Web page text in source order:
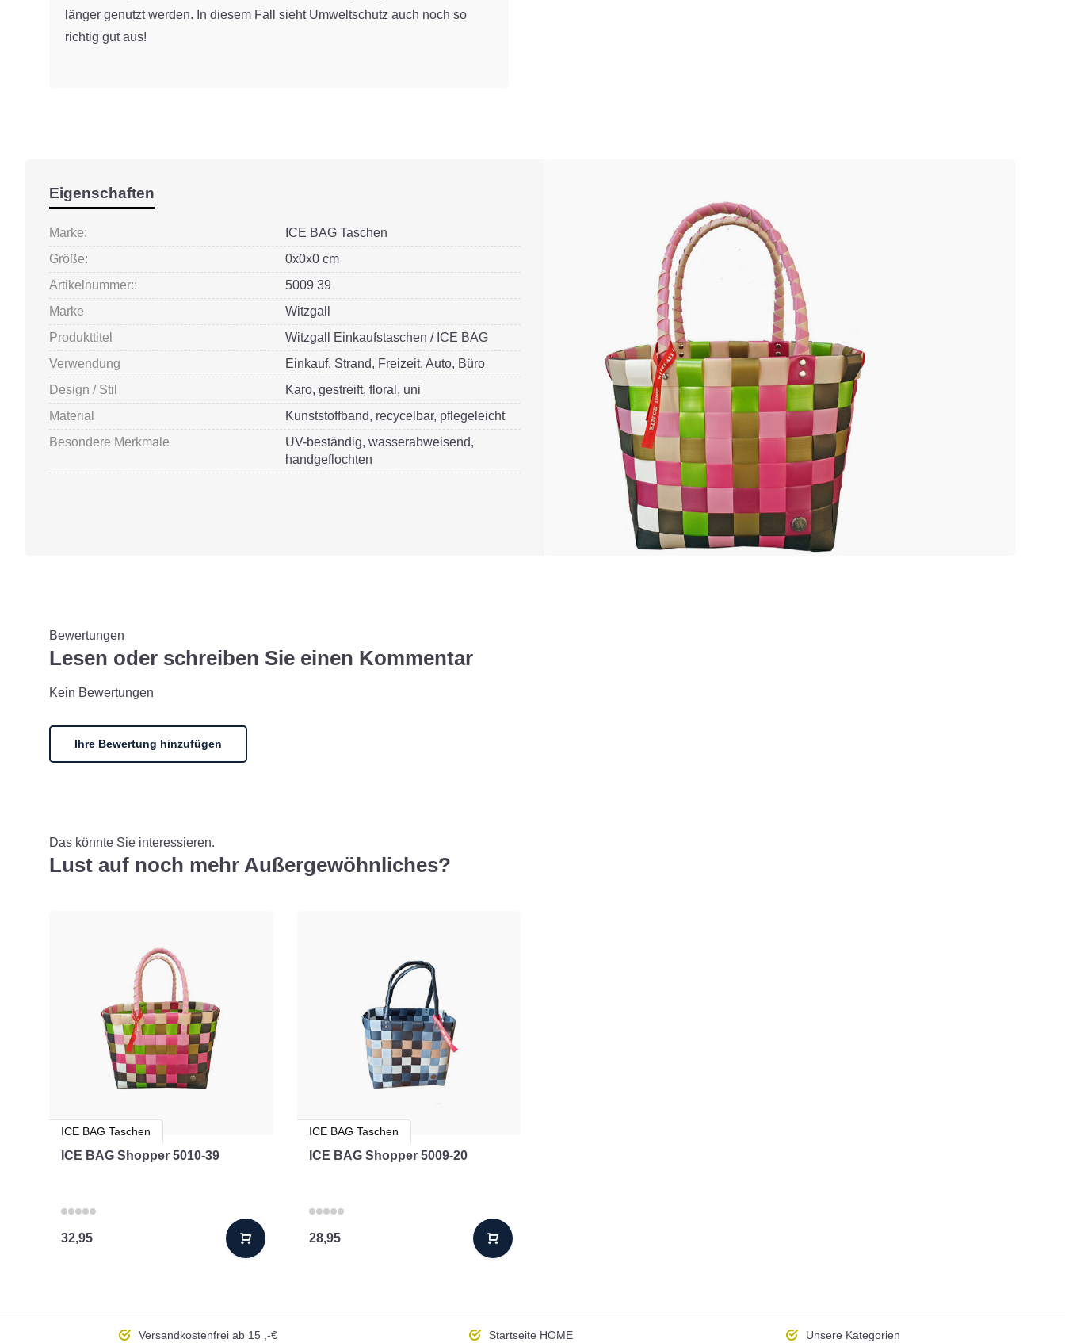
länger genutzt werden. In diesem Fall sieht Umweltschutz auch noch so
richtig gut aus!
Eigenschaften
Marke:
ICE BAG Taschen
Größe:
0x0x0 cm
Artikelnummer::
5009 39
Marke
Witzgall
Produkttitel
Witzgall Einkaufstaschen / ICE BAG
Verwendung
Einkauf, Strand, Freizeit, Auto, Büro
Design / Stil
Karo, gestreift, floral, uni
Material
Kunststoffband, recycelbar, pflegeleicht
Besondere Merkmale
UV-beständig, wasserabweisend,
handgeflochten
Bewertungen
Lesen oder schreiben Sie einen Kommentar
Kein Bewertungen
Ihre Bewertung hinzufügen
Das könnte Sie interessieren.
Lust auf noch mehr Außergewöhnliches?
ICE BAG Taschen
ICE BAG Shopper 5010-39
32,95
ICE BAG Taschen
ICE BAG Shopper 5009-20
28,95
Versandkostenfreiab 15 ,-€ Startseite HOME Unsere Kategorien